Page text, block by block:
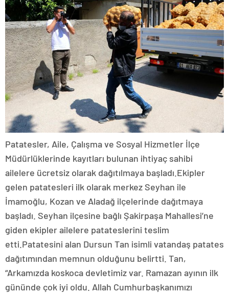
Patatesler, Aile, Çalışma ve Sosyal Hizmetler İlçe
Müdürlüklerinde kayıtları bulunan ihtiyaç sahibi
ailelere ücretsiz olarak dağıtılmaya başladı.Ekipler
gelen patatesleri ilk olarak merkez Seyhan ile
İmamoğlu, Kozan ve Aladağ ilçelerinde dağıtmaya
başladı. Seyhan ilçesine bağlı Şakirpaşa Mahallesi’ne
giden ekipler ailelere patateslerini teslim
etti.Patatesini alan Dursun Tan isimli vatandaş patates
dağıtımından memnun olduğunu belirtti. Tan,
“Arkamızda koskoca devletimiz var. Ramazan ayının ilk
gününde çok iyi oldu. Allah Cumhurbaşkanımızı